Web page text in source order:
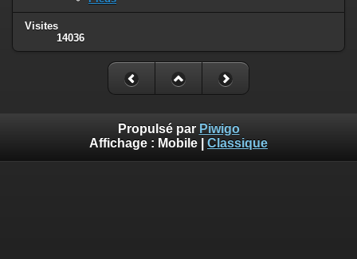
Visites
14036
Propulsé par Piwigo
Affichage : Mobile Classique